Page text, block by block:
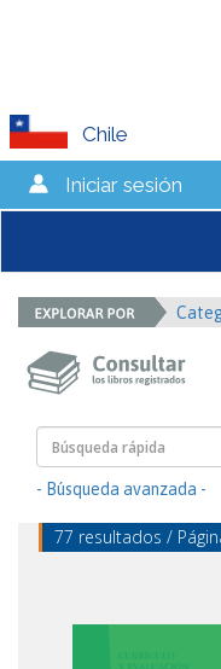
Chile
Iniciar sesión
- Búsqueda avanzada -
77 resultados /